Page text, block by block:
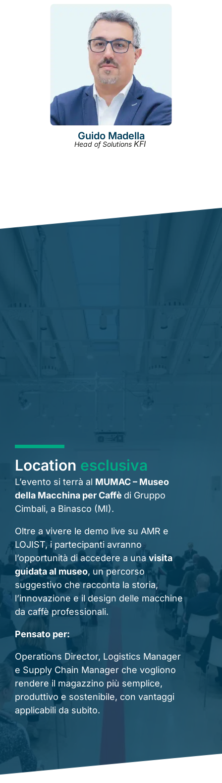
Guido Madella
Head of Solutions KFI
Location esclusiva
L’evento si terrà al MUMAC – Museo
della Macchina per Caffè di Gruppo
Cimbali, a Binasco (MI).
Oltre a vivere le demo live su AMR e
LOJIST, i partecipanti avranno
l’opportunità di accedere a una visita
guidata al museo, un percorso
suggestivo che racconta la storia,
l’innovazione e il design delle macchine
da caffè professionali.
Pensato per:
Operations Director, Logistics Manager
e Supply Chain Manager che vogliono
rendere il magazzino più semplice,
produttivo e sostenibile, con vantaggi
applicabili da subito.